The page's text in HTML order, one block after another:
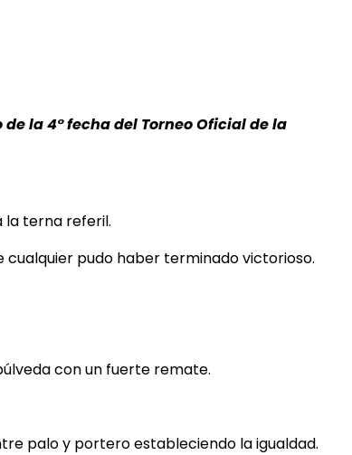
la 4° fecha del Torneo Oficial de la
la terna referil.
cualquier pudo haber terminado victorioso.
con un fuerte remate.
palo y portero estableciendo la igualdad.